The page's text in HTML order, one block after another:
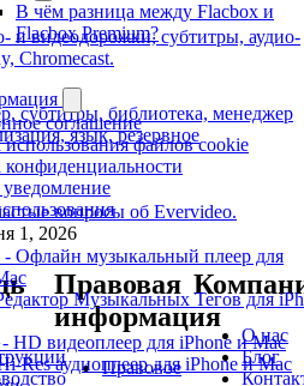
В чём разница между Flacbox и
Flacbox Premium?
соглашение
файлов cookie
- Офлайн музыкальный плеер для
Музыкальных Тегов для
HD видеоплеер для iPhone и Mac
Res аудиоплеер для iPhone и Mac
и видеодорожки, субтитры, аудио-
Chromecast.
субтитры, библиотека, менеджер
язык, резервное
вопросы об Evervideo.
1, 2026
Правовая
информация
Правовое
О нас
Блог